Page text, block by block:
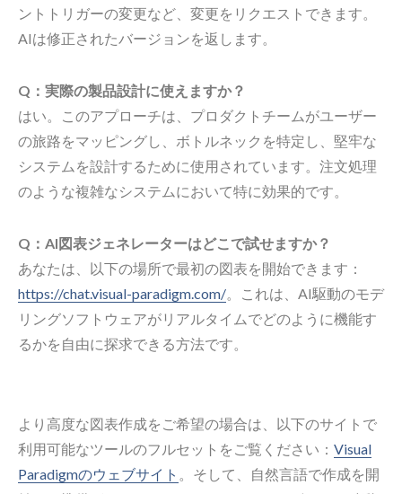
ントトリガーの変更など、変更をリクエストできます。
AIは修正されたバージョンを返します。
Q：実際の製品設計に使えますか？
はい。このアプローチは、プロダクトチームがユーザー
の旅路をマッピングし、ボトルネックを特定し、堅牢な
システムを設計するために使用されています。注文処理
のような複雑なシステムにおいて特に効果的です。
Q：AI図表ジェネレーターはどこで試せますか？
あなたは、以下の場所で最初の図表を開始できます：
https://chat.visual-paradigm.com/。これは、AI駆動のモデ
リングソフトウェアがリアルタイムでどのように機能す
るかを自由に探求できる方法です。
より高度な図表作成をご希望の場合は、以下のサイトで
利用可能なツールのフルセットをご覧ください： Visual
Paradigmのウェブサイト 。そして、自然言語で作成を開